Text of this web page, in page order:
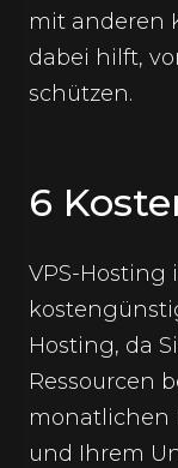
mit anderen
dabei hilft,
schützen.
6
VPS-Hosting
Hosting, da
Ressourcen
monatlichen
und Ihrem